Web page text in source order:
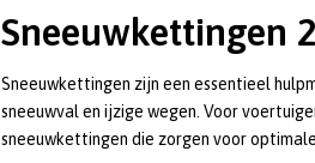
Sneeuwkettingen
Sneeuwkettingen zijn een essentieel
sneeuwval en ijzige wegen. Voor
sneeuwkettingen die zorgen voor